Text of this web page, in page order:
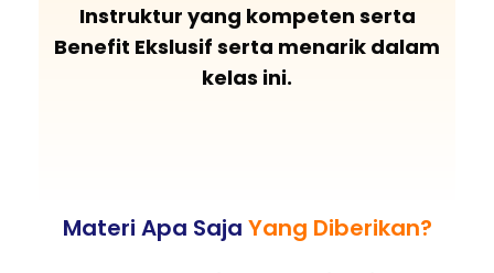
Instruktur yang kompeten serta
Benefit Ekslusif serta menarik dalam
kelas ini.
Materi Apa Saja Yang Diberikan?